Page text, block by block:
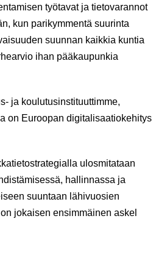
työtavat ja tietovarannot
kun parikymmentä suurinta
suunnan kaikkia kuntia
ihan pääkaupunkia
ja koulutusinstituuttimme,
on Euroopan digitalisaatiokehitys
ulosmitataan
hallinnassa ja
suuntaan lähivuosien
jokaisen ensimmäinen askel